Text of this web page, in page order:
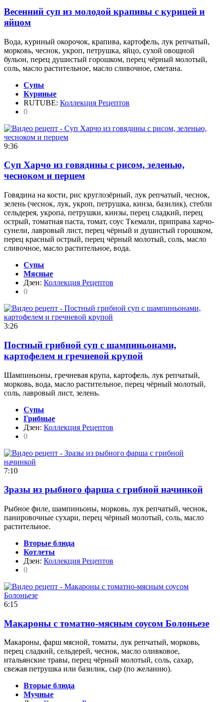
Весенний суп из молодой крапивы с курицей и
яйцом
Вода, куриный окорочок, крапива, картофель, лук репчатый,
морковь, чеснок, укроп, петрушка, яйцо, сухой овощной
бульон, перец душистый горошком, перец чёрный молотый,
соль, масло растительное, масло сливочное, сметана.
Супы
Куриные
RUTUBE: Коллекция Рецептов
0
9:36
Суп Харчо из говядины с рисом, зеленью,
чесноком и перцем
Говядина на кости, рис круглозёрный, лук репчатый, чеснок,
зелень (чеснок, лук, укроп, петрушка, кинза, базилик), стебли
сельдерея, укропа, петрушки, кинзы, перец сладкий, перец
острый, томатная паста, томат, соус Ткемали, приправа харчо-
сунели, лавровый лист, перец чёрный и душистый горошком,
перец красный острый, перец чёрный молотый, соль, масло
сливочное, масло растительное, вода.
Супы
Мясные
Дзен: Коллекция Рецептов
0
3:26
Постный грибной суп с шампиньонами,
картофелем и гречневой крупой
Шампиньоны, гречневая крупа, картофель, лук репчатый,
морковь, вода, масло растительное, перец чёрный молотый,
соль, лавровый лист, зелень.
Супы
Грибные
Дзен: Коллекция Рецептов
0
7:10
Зразы из рыбного фарша с грибной начинкой
Рыбное филе, шампиньоны, морковь, лук репчатый, чеснок,
панировочные сухари, перец чёрный молотый, соль, масло
растительное.
Вторые блюда
Котлеты
Дзен: Коллекция Рецептов
0
6:15
Макароны с томатно-мясным соусом Болоньезе
Макароны, фарш мясной, томаты, лук репчатый, морковь,
перец сладкий, сельдерей, чеснок, масло оливковое,
итальянские травы, перец чёрный молотый, соль, сахар,
свежая петрушка или базилик, сыр (по желанию).
Вторые блюда
Мучные